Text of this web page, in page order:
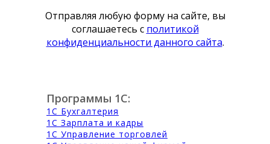
Отправляя любую форму на сайте, вы
соглашаетесь с политикой
конфиденциальности данного сайта.
Программы 1С:
1С Бухгалтерия
1С Зарплата и кадры
1С Управление торговлей